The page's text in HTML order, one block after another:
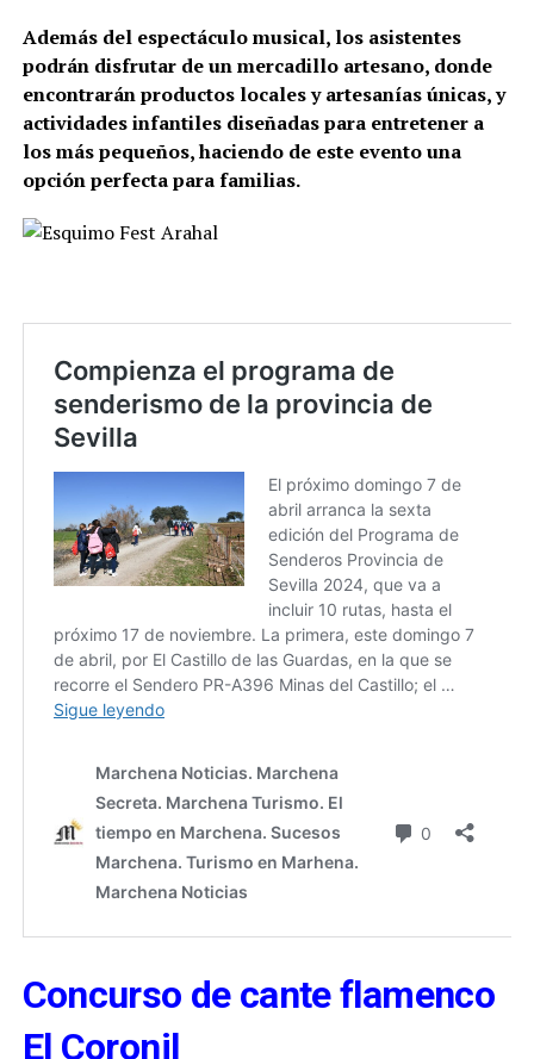
Además del espectáculo musical, los asistentes
podrán disfrutar de un mercadillo artesano, donde
encontrarán productos locales y artesanías únicas, y
actividades infantiles diseñadas para entretener a
los más pequeños, haciendo de este evento una
opción perfecta para familias.
Concurso de cante flamenco
El Coronil